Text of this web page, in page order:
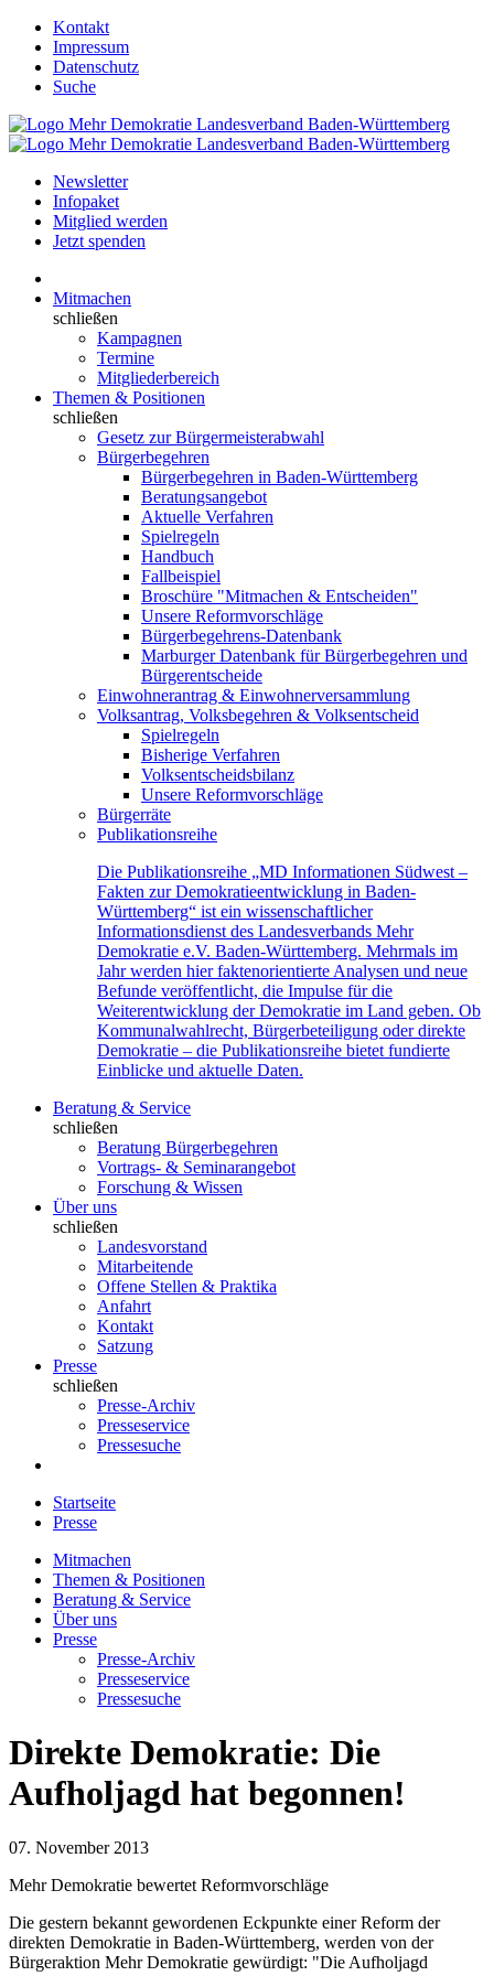
Kontakt
Impressum
Datenschutz
Suche
Newsletter
Infopaket
Mitglied werden
Jetzt spenden
Mitmachen
schließen
Kampagnen
Termine
Mitgliederbereich
Themen & Positionen
schließen
Gesetz zur Bürgermeisterabwahl
Bürgerbegehren
Bürgerbegehren in Baden-Württemberg
Beratungsangebot
Aktuelle Verfahren
Spielregeln
Handbuch
Fallbeispiel
Broschüre "Mitmachen & Entscheiden"
Unsere Reformvorschläge
Bürgerbegehrens-Datenbank
Marburger Datenbank für Bürgerbegehren und
Bürgerentscheide
Einwohnerantrag & Einwohnerversammlung
Volksantrag, Volksbegehren & Volksentscheid
Spielregeln
Bisherige Verfahren
Volksentscheidsbilanz
Unsere Reformvorschläge
Bürgerräte
Publikationsreihe
Die Publikationsreihe „MD Informationen Südwest –
Fakten zur Demokratieentwicklung in Baden-
Württemberg“ ist ein wissenschaftlicher
Informationsdienst des Landesverbands Mehr
Demokratie e.V. Baden-Württemberg. Mehrmals im
Jahr werden hier faktenorientierte Analysen und neue
Befunde veröffentlicht, die Impulse für die
Weiterentwicklung der Demokratie im Land geben. Ob
Kommunalwahlrecht, Bürgerbeteiligung oder direkte
Demokratie – die Publikationsreihe bietet fundierte
Einblicke und aktuelle Daten.
Beratung & Service
schließen
Beratung Bürgerbegehren
Vortrags- & Seminarangebot
Forschung & Wissen
Über uns
schließen
Landesvorstand
Mitarbeitende
Offene Stellen & Praktika
Anfahrt
Kontakt
Satzung
Presse
schließen
Presse-Archiv
Presseservice
Pressesuche
Startseite
Presse
Mitmachen
Themen & Positionen
Beratung & Service
Über uns
Presse
Presse-Archiv
Presseservice
Pressesuche
Direkte Demokratie: Die
Aufholjagd hat begonnen!
07. November 2013
Mehr Demokratie bewertet Reformvorschläge
Die gestern bekannt gewordenen Eckpunkte einer Reform der
direkten Demokratie in Baden-Württemberg, werden von der
Bürgeraktion Mehr Demokratie gewürdigt: "Die Aufholjagd